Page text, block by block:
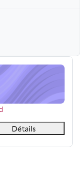
Détails